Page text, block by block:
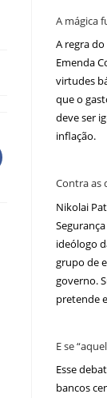
A mágica
A regra
Emenda
virtudes
que o
deve ser
inflação.
Contra as
Nikolai
ideólogo
grupo de
governo.
pretende
E se
Esse
bancos